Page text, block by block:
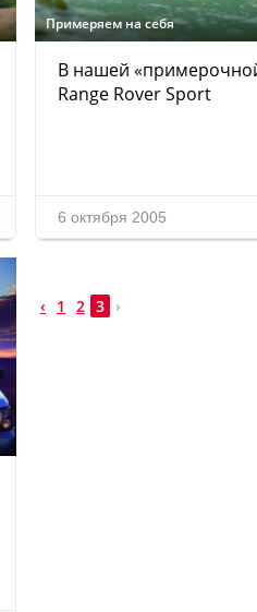
Примеряем на себя
В нашей
Range Rover Sport
6 октября 2005
‹ 1 2 3 ›